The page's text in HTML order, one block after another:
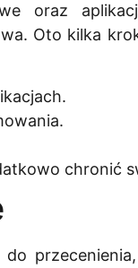
oraz
Oto kilka
chronić